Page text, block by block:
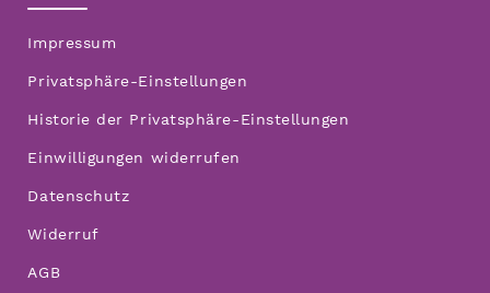
Impressum
Privatsphäre-Einstellungen
Historie der Privatsphäre-Einstellungen
Einwilligungen widerrufen
Datenschutz
Widerruf
AGB